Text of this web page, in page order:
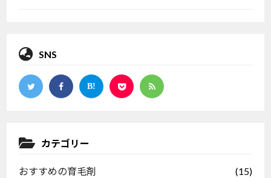
SNS
カテゴリー
おすすめの育毛剤 (15)